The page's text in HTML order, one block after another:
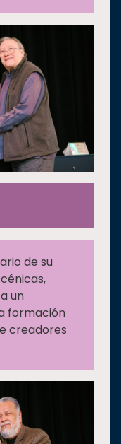
de su
un
formación
creadores